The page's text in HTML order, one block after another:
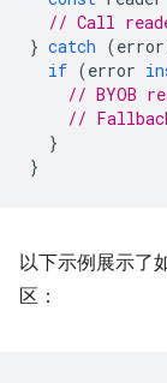
// Call
} catch (error
if (error
// BYOB
//
}
}
以下示例展示了
区：